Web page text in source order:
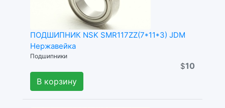
ПОДШИПНИК NSK SMR117ZZ(7*11*3) JDM
Нержавейка
Подшипники
$10
В корзину